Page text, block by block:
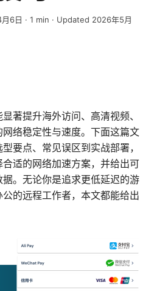
6日 · 1 min · Updated 2026年5月
著提升海外访问、高清视频、
络稳定性与速度。下面这篇文
要点、常见误区到实战部署，
适的网络加速方案，并给出可
。无论你是追求更低延迟的游
的远程工作者，本文都能给出